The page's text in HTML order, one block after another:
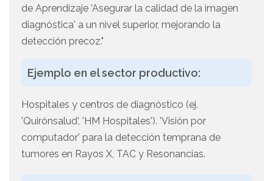
de Aprendizaje 'Asegurar la calidad de la imagen
diagnóstica' a un nivel superior, mejorando la
detección precoz."
Ejemplo en el sector productivo:
Hospitales y centros de diagnóstico (ej.
'Quirónsalud', 'HM Hospitales'). 'Visión por
computador' para la detección temprana de
tumores en Rayos X, TAC y Resonancias.